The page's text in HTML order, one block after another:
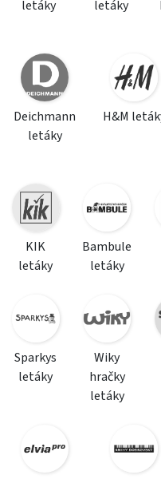
letáky
letáky
Deichmann
letáky
H&M
KIK
letáky
Bambule
letáky
Sparkys
letáky
Wiky
hračky
letáky